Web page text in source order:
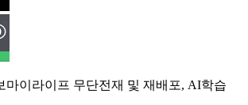
이라이프 무단전재 및 재배포, AI학습